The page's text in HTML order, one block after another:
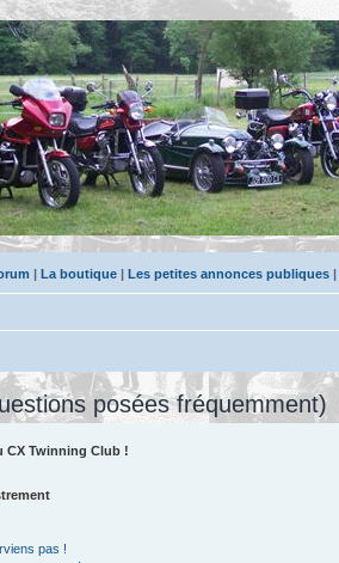
| La boutique | Les petites annonces publiques |
posées fréquemment)
CX Twinning Club !
pas !